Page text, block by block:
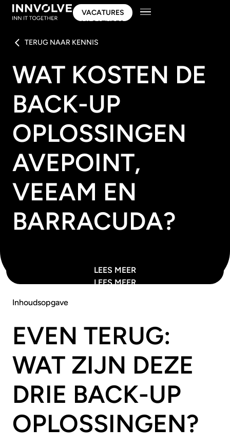
VACATURES
VACATURES
TERUG NAAR KENNIS
WAT KOSTEN DE
BACK-UP
OPLOSSINGEN
AVEPOINT,
VEEAM EN
BARRACUDA?
LEES MEER
LEES MEER
Inhoudsopgave
EVEN TERUG:
WAT ZIJN DEZE
DRIE BACK-UP
OPLOSSINGEN?